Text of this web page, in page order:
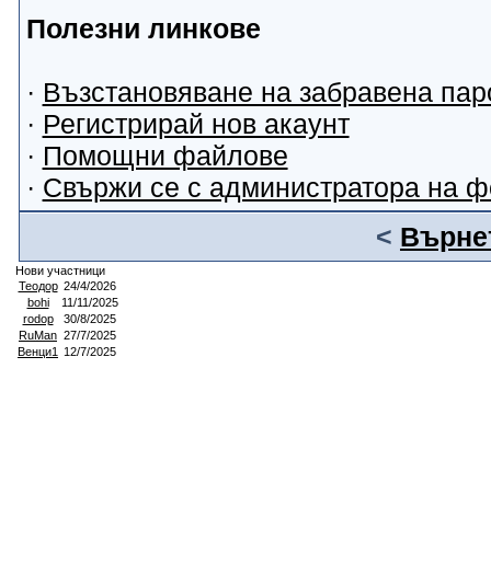
Полезни линкове
· Възстановяване на забравена
· Регистрирай нов акаунт
· Помощни файлове
· Свържи се с администратора на
<
Нови участници
Теодор 24/4/2026
bohi
11/11/2025
rodop
30/8/2025
RuMan 27/7/2025
Венци1
12/7/2025